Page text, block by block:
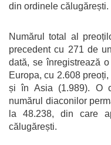
din ordinele călugărești.
Numărul total al
precedent cu 271 de
dată, se înregistrează
Europa, cu 2.608
și în Asia (1.989). O
numărul diaconilor
la 48.238, din care
călugărești.